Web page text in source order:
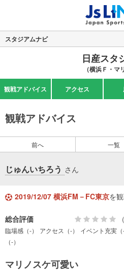
スタジアムナビ
日産スタ
（横浜Ｆ・マ
観戦アドバイス アクセス
観戦アドバイス
前へ 一覧
じゅんいちろう さん
2019/12/07 横浜FM－FC東京を
総合評価
臨場感（-） アクセス（-） イベント充実（-
（-）
マリノスケ可愛い